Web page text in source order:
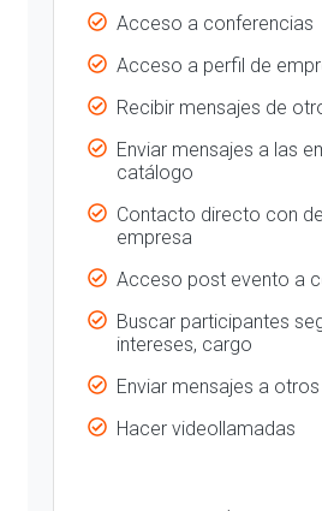
Acceso a conferencias
Acceso a perfil de
Recibir mensajes de
Enviar mensajes a las
catálogo
Contacto directo con
empresa
Acceso post evento a
Buscar participantes
intereses, cargo
Enviar mensajes a
Hacer videollamadas